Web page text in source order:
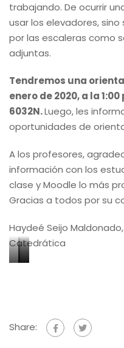
trabajando. De ocurrir
usar los elevadores,
por las escaleras como
adjuntas.
Tendremos una
enero de 2020, a la 1:00
6032N.Luego, les
oportunidades de
A los profesores,
información con los
clase y Moodle lo más
Gracias a todos por su
Haydeé Seijo
Catedrática
Plan
3er
Plan
4to
Plan
6to
Share: